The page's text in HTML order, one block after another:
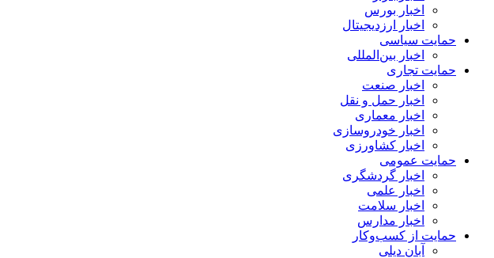
اخبار بورس
اخبار ارزدیجیتال
حمایت سیاسی
اخبار بین‌المللی
حمایت تجاری
اخبار صنعت
اخبار حمل و نقل
اخبار معماری
اخبار خودروسازی
اخبار کشاورزی
حمایت عمومی
اخبار گردشگری
اخبار علمی
اخبار سلامت
اخبار مدارس
حمایت از کسب‌وکار
آبان دیلی